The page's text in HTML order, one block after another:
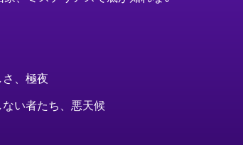
さ、極夜
ない者たち、悪天候